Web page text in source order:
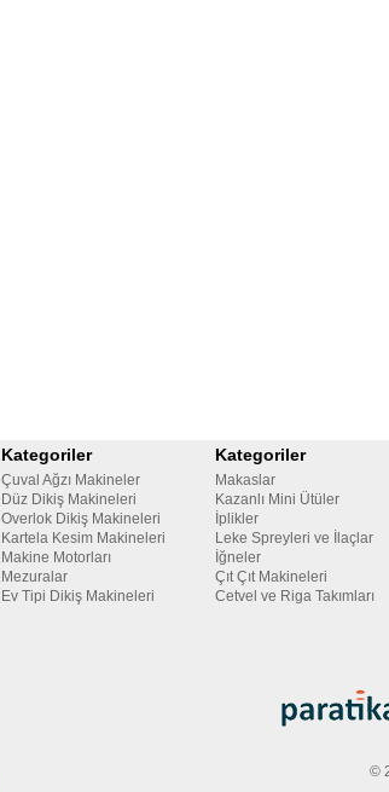
Kategoriler
Çuval Ağzı Makineler
Düz Dikiş Makineleri
Overlok Dikiş Makineleri
Kartela Kesim Makineleri
Makine Motorları
Mezuralar
Ev Tipi Dikiş Makineleri
Kategoriler
Makaslar
Kazanlı Mini Ütüler
İplikler
Leke Spreyleri ve İlaçlar
İğneler
Çıt Çıt Makineleri
Cetvel ve Riga Takımları
©